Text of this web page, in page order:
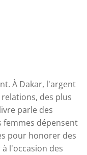
À Dakar, l'argent
des plus
parle des
femmes dépensent
pour honorer des
l'occasion des